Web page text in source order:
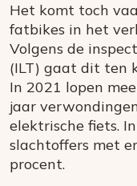
Het komt toch
fatbikes in het
Volgens de
(ILT) gaat dit ten
In 2021 lopen
jaar
elektrische fiets.
slachtoffers met
procent.